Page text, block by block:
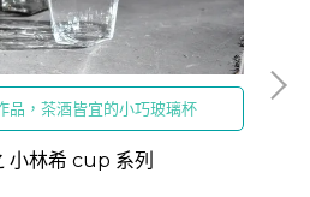
品，茶酒皆宜的小巧玻璃杯
小林希 cup 系列